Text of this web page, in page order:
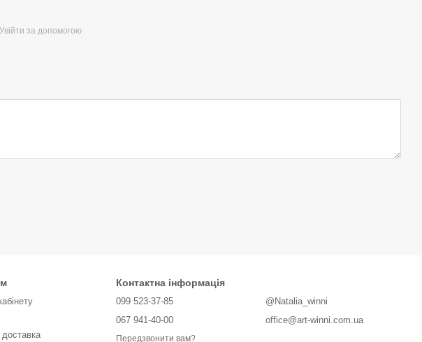
Увійти за допомогою
Контактна інформація
099 523-37-85
067 941-40-00
Передзвонити вам?
@Natalia_winni
office@art-winni.com.ua